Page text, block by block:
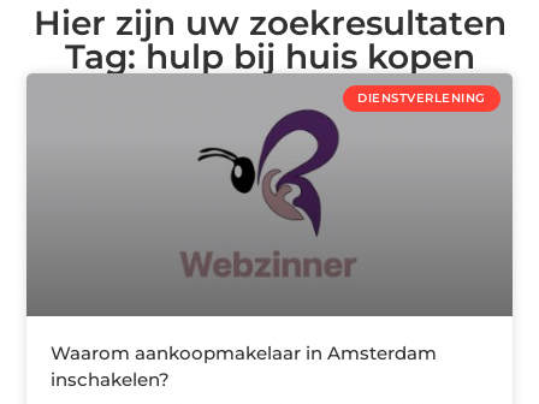
Hier zijn uw zoekresultaten
Tag: hulp bij huis kopen
DIENSTVERLENING
Waarom aankoopmakelaar in Amsterdam
inschakelen?